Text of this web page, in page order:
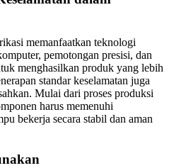
memanfaatkan teknologi
pemotongan presisi, dan
menghasilkan produk yang lebih
standar keselamatan juga
Mulai dari proses produksi
harus memenuhi
bekerja secara stabil dan aman